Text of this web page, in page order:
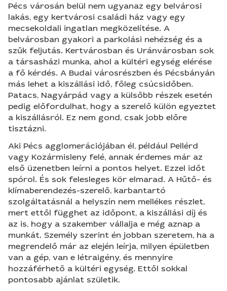
Pécs városán belül nem ugyanaz egy belvárosi
lakás, egy kertvárosi családi ház vagy egy
mecsekoldali ingatlan megközelítése. A
belvárosban gyakori a parkolási nehézség és a
szűk feljutás. Kertvárosban és Uránvárosban sok
a társasházi munka, ahol a kültéri egység elérése
a fő kérdés. A Budai városrészben és Pécsbányán
más lehet a kiszállási idő, főleg csúcsidőben.
Patacs, Nagyárpád vagy a külsőbb részek esetén
pedig előfordulhat, hogy a szerelő külön egyeztet
a kiszállásról. Ez nem gond, csak jobb előre
tisztázni.
Aki Pécs agglomerációjában él, például Pellérd
vagy Kozármisleny felé, annak érdemes már az
első üzenetben leírni a pontos helyet. Ezzel időt
spórol. És sok felesleges kör elmarad. A Hűtő- és
klímaberendezés-szerelő, karbantartó
szolgáltatásnál a helyszín nem mellékes részlet,
mert ettől függhet az időpont, a kiszállási díj és
az is, hogy a szakember vállalja e még aznap a
munkát. Személy szerint én jobban szeretem, ha a
megrendelő már az elején leírja, milyen épületben
van a gép, van e létraigény, és mennyire
hozzáférhető a kültéri egység. Ettől sokkal
pontosabb ajánlat születik.